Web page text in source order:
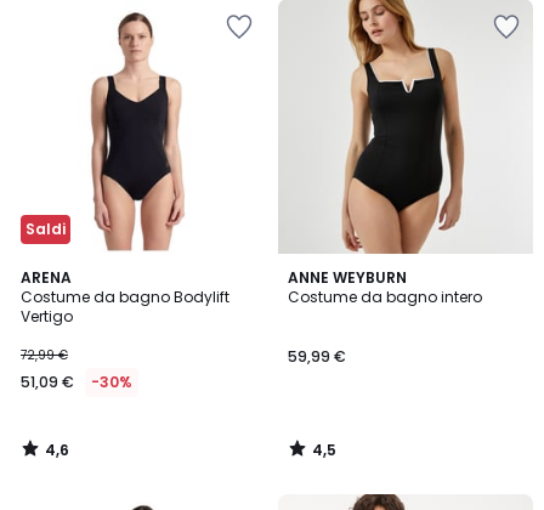
Saldi
ARENA
Costume da bagno Bodylift
Vertigo
72,99 €
51,09 € -30%
4,6
/ 5
4,6
/
ANNE WEYBURN
Costume da bagno intero
59,99 €
4,5
/ 5
4,5
/